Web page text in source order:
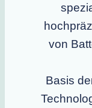
von
Basis